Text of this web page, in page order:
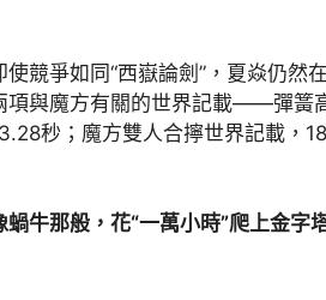
爭如同“西嶽論劍”，夏焱仍然在
項與魔方有關的世界記載——彈簧
秒；魔方雙人合擰世界記載，
那般，花“一萬小時”爬上金字